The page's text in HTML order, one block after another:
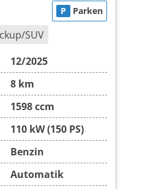
SUV
P Parken
12/2025
8 km
1598 ccm
110 kW (150 PS)
Benzin
Automatik